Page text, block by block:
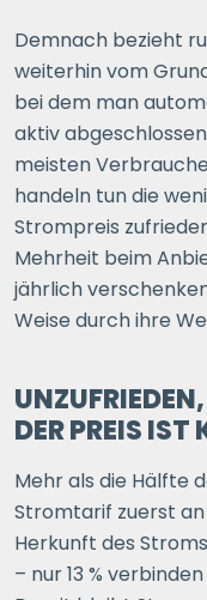
Demnach bezieht
weiterhin vom
bei dem man
aktiv
meisten
handeln tun die
Strompreis
Mehrheit beim
jährlich
Weise durch ihre
DER PREIS IST
Mehr als die Hälfte
Stromtarif zuerst
Herkunft des
– nur 13 %